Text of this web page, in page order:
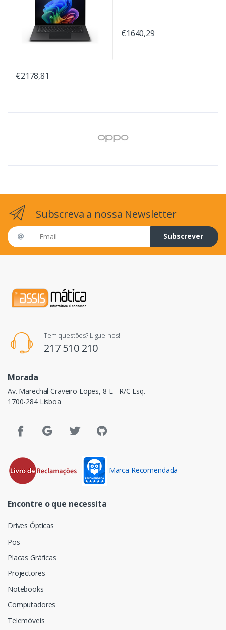
€2178,81
€1640,29
Subscreva a nossa Newsletter
Email address
Subscrever
Tem questões? Ligue-nos!
217 510 210
Morada
Av. Marechal Craveiro Lopes, 8 E - R/C Esq.
1700-284 Lisboa
Marca Recomendada
Encontre o que necessita
Drives Ópticas
Pos
Placas Gráficas
Projectores
Notebooks
Computadores
Telemóveis